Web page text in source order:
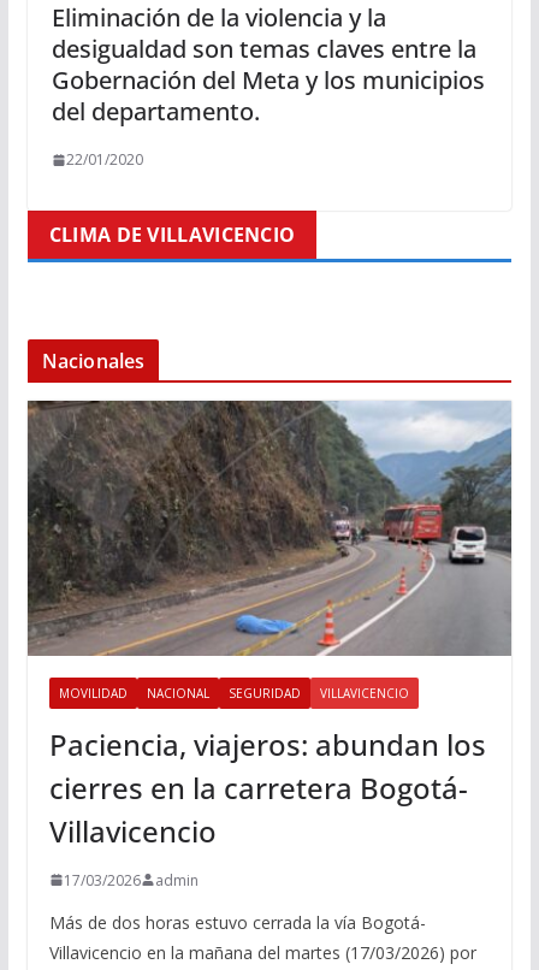
Eliminación de la violencia y la
desigualdad son temas claves entre la
Gobernación del Meta y los municipios
del departamento.
22/01/2020
CLIMA DE VILLAVICENCIO
Nacionales
MOVILIDAD NACIONAL SEGURIDAD VILLAVICENCIO
Paciencia, viajeros: abundan los
cierres en la carretera Bogotá-
Villavicencio
17/03/2026 admin
Más de dos horas estuvo cerrada la vía Bogotá-
Villavicencio en la mañana del martes (17/03/2026) por